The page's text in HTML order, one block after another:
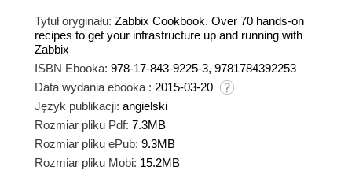
Tytuł oryginału: Zabbix Cookbook. Over 70 hands-on
recipes to get your infrastructure up and running with
Zabbix
ISBN Ebooka: 978-17-843-9225-3, 9781784392253
Data wydania ebooka : 2015-03-20
Język publikacji: angielski
Rozmiar pliku Pdf: 7.3MB
Rozmiar pliku ePub: 9.3MB
Rozmiar pliku Mobi: 15.2MB